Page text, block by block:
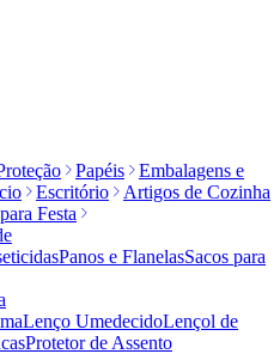
Papéis
Embalagens e
Escritório
Artigos de Cozinha
Festa
Panos e FlanelasSacos para
Lenço UmedecidoLençol de
Protetor de Assento